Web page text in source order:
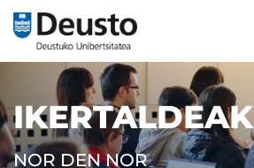
IKERTALDEAK
NOR DEN NOR